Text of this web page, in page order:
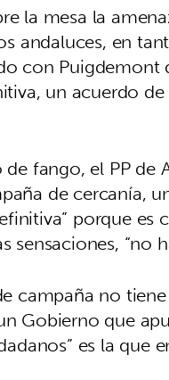
la mesa la
andaluces, en
con Puigdemont
un acuerdo
de fango, el PP
de cercanía,
porque
sensaciones, “no
campaña no
Gobierno que
es la que